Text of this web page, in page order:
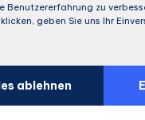
Benutzererfahrung zu
geben Sie uns Ihr
ablehnen